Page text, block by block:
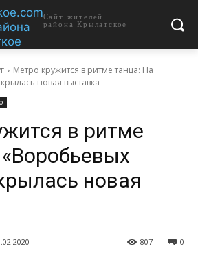
Сайт жителей
района Крылатское
Метро кружится в ритме танца: На
новая выставка
в ритме
новая
0
807